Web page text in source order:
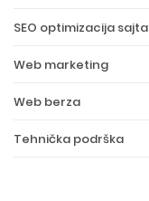
SEO optimizacija sajta
Web marketing
Web berza
Tehnička podrška